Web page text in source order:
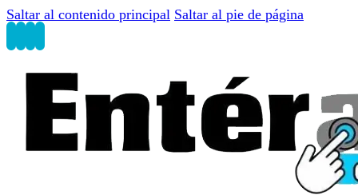
Saltar al contenido principal Saltar al pie de página